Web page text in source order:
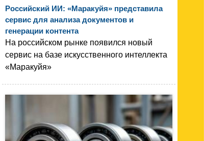
Российский ИИ: «Маракуйя» представила
сервис для анализа документов и
генерации контента
На российском рынке появился новый
сервис на базе искусственного интеллекта
«Маракуйя»